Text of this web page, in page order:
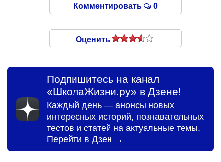
Комментировать 0
Оценить
Подпишитесь на канал
«ШколаЖизни.ру» в Дзене!
Каждый день — анонсы новых
интересных историй, познавательных
тестов и статей на актуальные темы.
Перейти в Дзен →